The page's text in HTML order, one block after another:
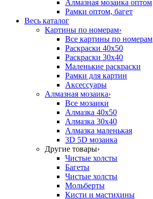
Алмазная мозаика оптом
Рамки оптом, багет
Весь каталог
Картины по номерам›
Все картины по номерам
Раскраски 40х50
Раскраски 30х40
Маленькие раскраски
Рамки для картин
Аксессуары
Алмазная мозаика›
Все мозаики
Алмазка 40х50
Алмазка 30х40
Алмазка маленькая
3D 5D мозаика
Другие товары›
Чистые холсты
Багеты
Чистые холсты
Мольберты
Кисти и мастихины